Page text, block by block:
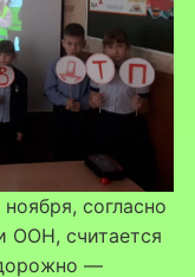
согласно
ООН, считается
—